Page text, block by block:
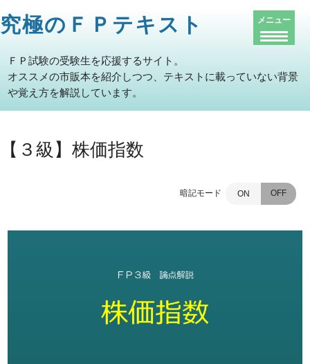
究極のＦＰテキスト
ＦＰ試験の受験生を応援するサイト。
オススメの市販本を紹介しつつ、テキストに載っていない背景
や覚え方を解説しています。
【３級】株価指数
暗記モード ON OFF
メニュー